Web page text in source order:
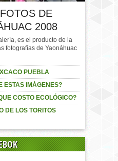
DE
2008
es el producto de la
fotografías de Yaonáhuac
PUEBLA
ESTAS IMÁGENES?
COSTO ECOLÓGICO?
DE LOS TORITOS